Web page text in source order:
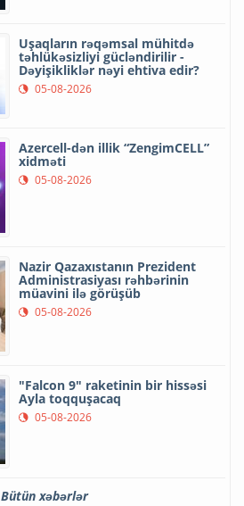
Uşaqların rəqəmsal mühitdə
təhlükəsizliyi gücləndirilir -
Dəyişikliklər nəyi ehtiva edir?
05-08-2026
Azercell-dən illik “ZengimCELL”
xidməti
05-08-2026
Nazir Qazaxıstanın Prezident
Administrasiyası rəhbərinin
müavini ilə görüşüb
05-08-2026
"Falcon 9" raketinin bir hissəsi
Ayla toqquşacaq
05-08-2026
Bütün xəbərlər